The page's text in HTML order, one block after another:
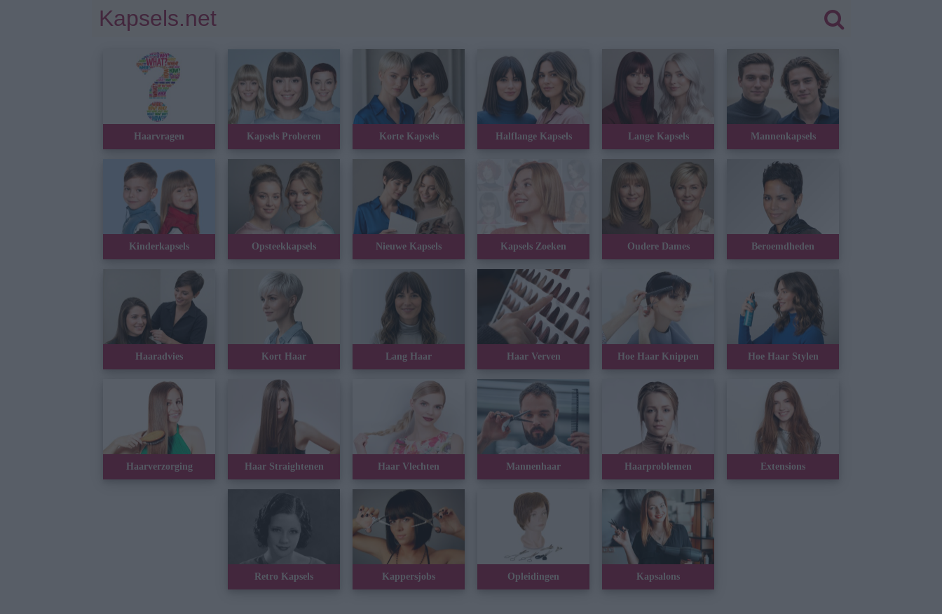
Kapsels.net
Haarvragen Kapsels Proberen Korte Kapsels Halflange Kapsels Lange Kapsels Mannenkapsels
Kinderkapsels Opsteekkapsels Nieuwe Kapsels Kapsels Zoeken Oudere Dames Beroemdheden
Haaradvies Kort Haar Lang Haar Haar Verven Hoe Haar Knippen Hoe Haar Stylen
Haarverzorging Haar Straightenen Haar Vlechten Mannenhaar Haarproblemen Extensions
Retro Kapsels Kappersjobs Opleidingen Kapsalons